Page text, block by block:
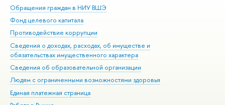
Обращения граждан в НИУ ВШЭ
Фонд целевого капитала
Противодействие коррупции
Сведения о доходах, расходах, об имуществе и
обязательствах имущественного характера
Сведения об образовательной организации
Людям с ограниченными возможностями здоровья
Единая платежная страница